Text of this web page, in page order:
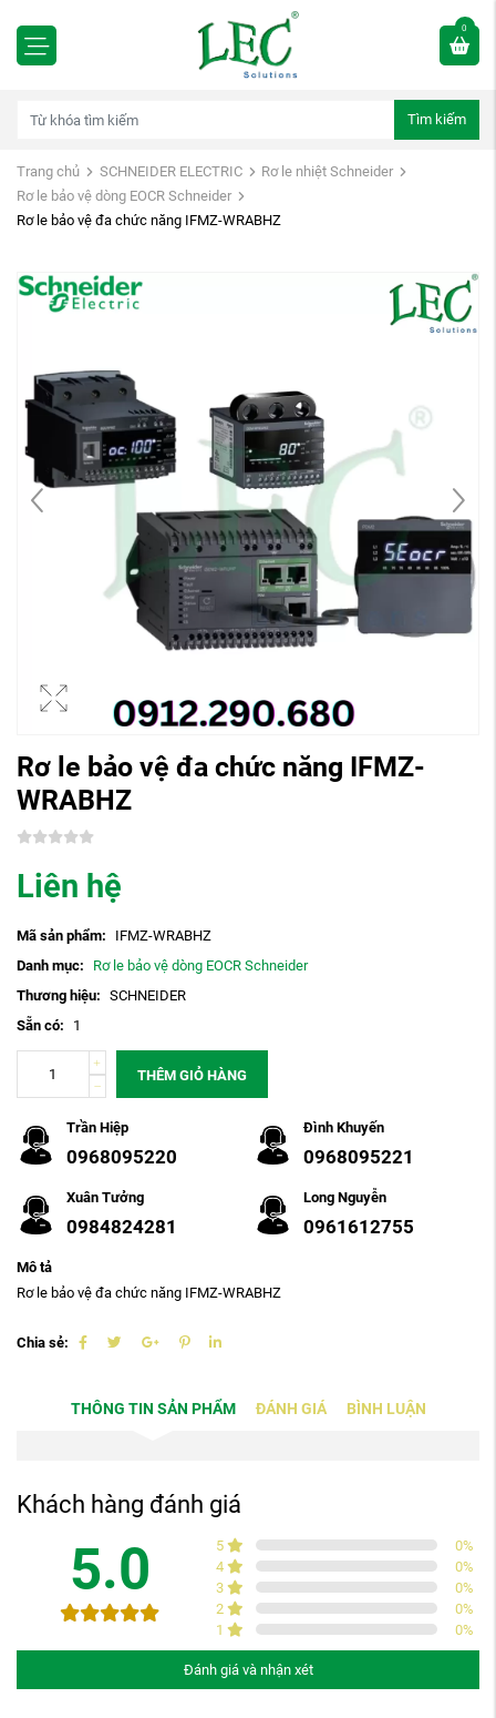
0
Tìm kiếm
Trang chủ SCHNEIDER ELECTRIC
Rơ le nhiệt Schneider
Rơ le bảo vệ dòng EOCR Schneider
Rơ le bảo vệ đa chức năng IFMZ-WRABHZ
Rơ le bảo vệ đa chức năng IFMZ-
WRABHZ
Liên hệ
Mã sản phẩm:
IFMZ-WRABHZ
Danh mục:
Rơ le bảo vệ dòng EOCR Schneider
Thương hiệu: SCHNEIDER
Sẵn có:
1
THÊM GIỎ HÀNG
Trần Hiệp
0968095220
Đình Khuyến
0968095221
Xuân Tưởng
0984824281
Long Nguyễn
0961612755
Mô tả
Rơ le bảo vệ đa chức năng IFMZ-WRABHZ
Chia sẻ:
THÔNG TIN SẢN PHẨM ĐÁNH GIÁ BÌNH LUẬN
Khách hàng đánh giá
5.0 5 0%
4
0%
3
0%
2
0%
1
0%
Đánh giá và nhận xét